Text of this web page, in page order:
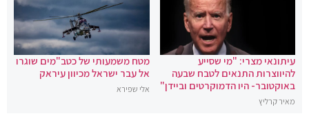
עיתונאי מצרי: "מי שסייע
להיווצרות התנאים לטבח שבעה
באוקטובר- היו הדמוקרטים וביידן"
מאיר קרליץ
מטח משמעותי של כטב"מים שוגרו
אל עבר ישראל מכיוון עיראק
אלי שפירא